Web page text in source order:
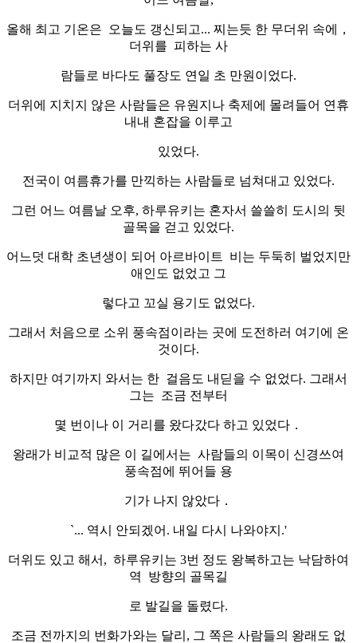
올해 최고 기온은 오늘도 갱신되고... 찌는듯 한 무더위 속에，
더위를 피하는 사
람들로 바다도 풀장도 연일 초 만원이었다.
더위에 지치지 않은 사람들은 유원지나 축제에 몰려들어 연휴
내내 혼잡을 이루고
있었다.
전국이 여름휴가를 만끽하는 사람들로 넘쳐대고 있었다.
그런 어느 여름날 오후, 하루유키는 혼자서 쓸쓸히 도시의 뒷
골목을 걷고 있었다.
어느덧 대학 초년생이 되어 아르바이트 비는 두둑히 벌었지만
애인도 없었고 그
렇다고 꼬실 용기도 없었다.
그래서 처음으로 소위 풍속점이라는 곳에 도전하러 여기에 온
것이다.
하지만 여기까지 와서는 한 걸음도 내딛을 수 없었다. 그래서
그는 조금 전부터
몇 번이나 이 거리를 왔다갔다 하고 있었다．
왕래가 비교적 많은 이 길에서는 사람들의 이목이 신경쓰여
풍속점에 뛰어들 용
기가 나지 않았다．
`... 역시 안되겠어. 내일 다시 나와야지.'
더위도 있고 해서, 하루유키는 3번 정도 왕복하고는 낙담하여
역 방향의 골목길
로 발길을 돌렸다.
조금 전까지의 번화가와는 달리, 그 쪽은 사람들의 왕래도 없